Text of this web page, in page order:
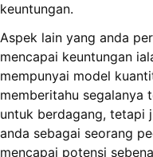
keuntungan.
Aspek lain yang anda
mencapai keuntungan
mempunyai model
memberitahu segalanya
untuk berdagang, tetapi
anda sebagai seorang
mencapai potensi